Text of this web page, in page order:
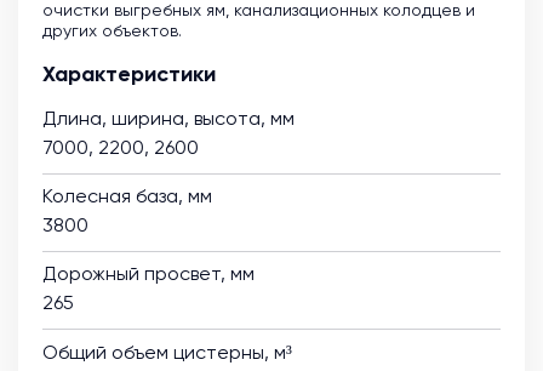
очистки выгребных ям, канализационных колодцев и
других объектов.
Характеристики
Длина, ширина, высота, мм
7000, 2200, 2600
Колесная база, мм
3800
Дорожный просвет, мм
265
Общий объем цистерны, м³